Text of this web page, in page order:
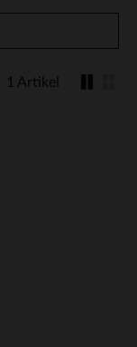
1 Artikel